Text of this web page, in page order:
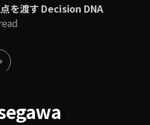
を渡す Decision DNA